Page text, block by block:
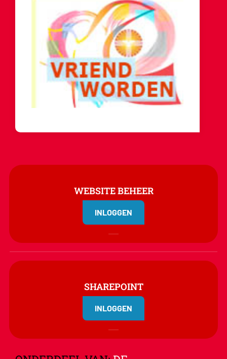
WEBSITE BEHEER
INLOGGEN
SHAREPOINT
INLOGGEN